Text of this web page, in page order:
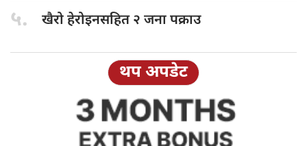
५. खैरो हेरोइनसहित२ जना पक्राउ
थप अपडेट